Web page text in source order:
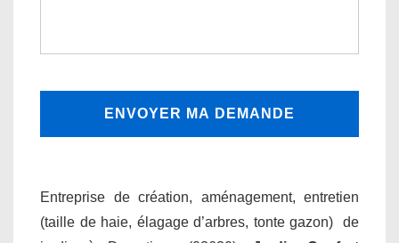
Entreprise de création, aménagement, entretien
(taille de haie, élagage d’arbres, tonte gazon) de